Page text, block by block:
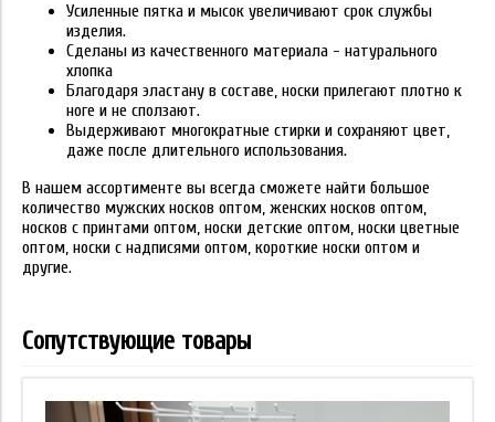
Усиленные пятка и мысок увеличивают срок службы
изделия.
Сделаны из качественного материала - натурального
хлопка
Благодаря эластану в составе, носки прилегают плотно к
ноге и не сползают.
Выдерживают многократные стирки и сохраняют цвет,
даже после длительного использования.
В нашем ассортименте вы всегда сможете найти большое
количество мужских носков оптом, женских носков оптом,
носков с принтами оптом, носки детские оптом, носки цветные
оптом, носки с надписями оптом, короткие носки оптом и
другие.
Сопутствующие товары